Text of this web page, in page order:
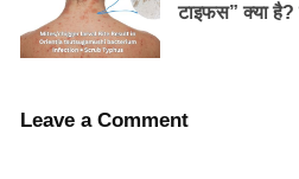
टाइफस” क्या
Leave a Comment